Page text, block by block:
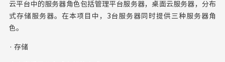
云平台中的服务器角色包括管理平台服务器，桌面云服务器，分布
式存储服务器。在本项目中，3台服务器同时提供三种服务器角
色。
· 存储